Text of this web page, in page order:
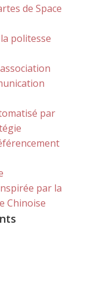
de Space
politesse
par
par la
Chinoise